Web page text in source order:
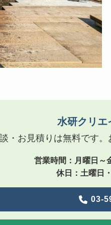
水研クリエ
・お見積りは無料です
営業時間：月曜日～
休日：土曜日
03-